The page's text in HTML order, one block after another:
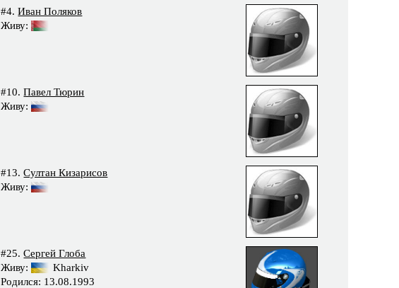
#4.Иван Поляков
Живу:
#10.Павел Тюрин
Живу:
#13.Султан Кизарисов
Живу:
#25.Сергей Глоба
Живу:
Kharkiv
Родился: 13.08.1993